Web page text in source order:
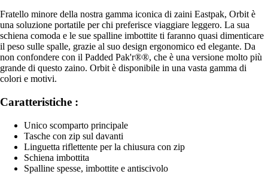
Fratello minore della nostra gamma iconica di zaini Eastpak, Orbit è
una soluzione portatile per chi preferisce viaggiare leggero. La sua
schiena comoda e le sue spalline imbottite ti faranno quasi dimenticare
il peso sulle spalle, grazie al suo design ergonomico ed elegante. Da
non confondere con il Padded Pak'r®®, che è una versione molto più
grande di questo zaino. Orbit è disponibile in una vasta gamma di
colori e motivi.
Caratteristiche :
Unico scomparto principale
Tasche con zip sul davanti
Linguetta riflettente per la chiusura con zip
Schiena imbottita
Spalline spesse, imbottite e antiscivolo